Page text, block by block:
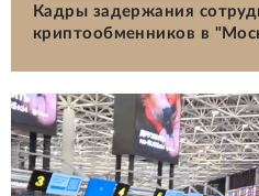
Кадры задержания
криптообменников в